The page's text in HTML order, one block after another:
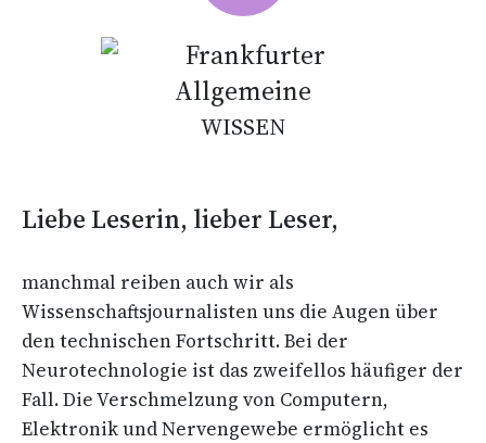
WISSEN
Liebe Leserin, lieber Leser,
manchmal reiben auch wir als
Wissenschaftsjournalisten uns die Augen über
den technischen Fortschritt. Bei der
Neurotechnologie ist das zweifellos häufiger der
Fall. Die Verschmelzung von Computern,
Elektronik und Nervengewebe ermöglicht es